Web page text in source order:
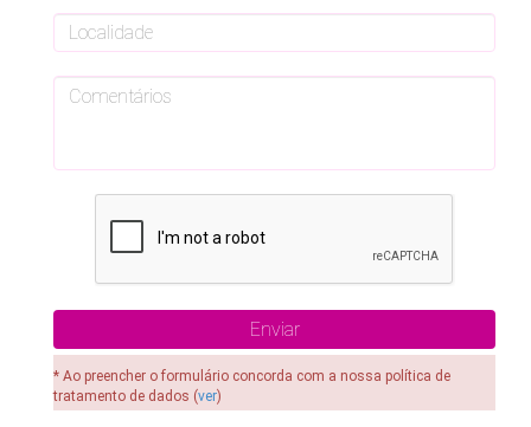
* Ao preencher o formulário concorda com a nossa política de
tratamento de dados (ver)